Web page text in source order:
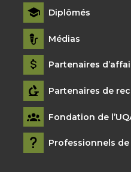
Diplômés
Médias
Partenaires
Partenaires de
Fondation de
Professionnels